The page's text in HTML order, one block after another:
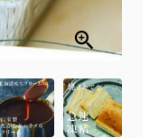
toroaTea
マガ会員様限定